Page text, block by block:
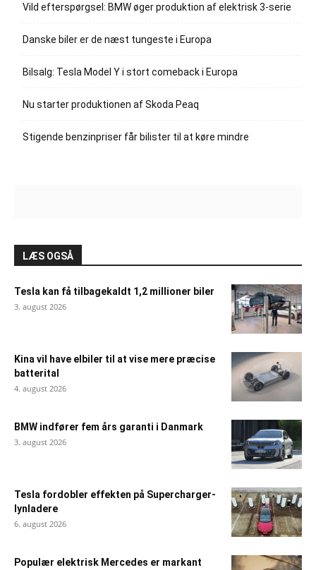
Vild efterspørgsel: BMW øger produktion af elektrisk 3-serie
Danske biler er de næst tungeste i Europa
Bilsalg: Tesla Model Y i stort comeback i Europa
Nu starter produktionen af Skoda Peaq
Stigende benzinpriser får bilister til at køre mindre
LÆS OGSÅ
Tesla kan få tilbagekaldt 1,2 millioner biler
3. august 2026
Kina vil have elbiler til at vise mere præcise
batterital
4. august 2026
BMW indfører fem års garanti i Danmark
3. august 2026
Tesla fordobler effekten på Supercharger-
lynladere
6. august 2026
Populær elektrisk Mercedes er markant